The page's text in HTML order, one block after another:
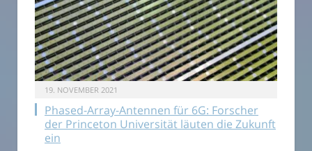
19. NOVEMBER 2021
Phased-Array-Antennen für 6G: Forscher
der Princeton Universität läuten die Zukunft
ein